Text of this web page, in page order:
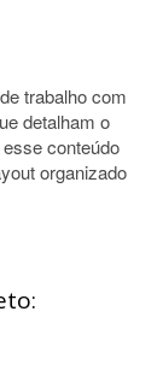
trabalho com
detalham o
conteúdo
organizado